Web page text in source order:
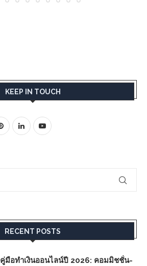
KEEP IN TOUCH
RECENT POSTS
คู่มือทำเงินออนไลน์ปี 2026: คอมมิชชั่น-